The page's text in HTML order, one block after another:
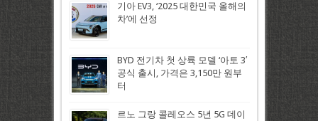
기아 EV3, ‘2025 대한민국 올해의
차’에 선정
BYD 전기차 첫 상륙 모델 ‘아토 3′
공식 출시, 가격은 3,150만 원부
터
르노 그랑 콜레오스 5년 5G 데이